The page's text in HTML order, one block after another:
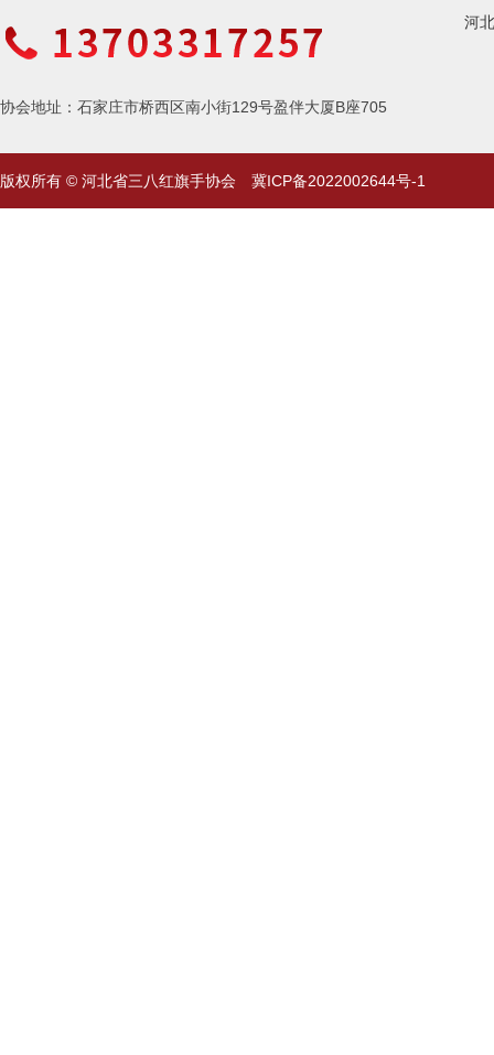
协会地址：石家庄市桥西区南小街129号盈伴大厦B座705
河
版权所有 © 河北省三八红旗手协会 冀ICP备2022002644号-1